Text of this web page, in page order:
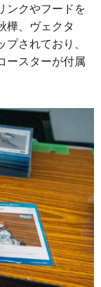
ンクやフードを
樺、ヴェクタ
されており、
ースターが付属